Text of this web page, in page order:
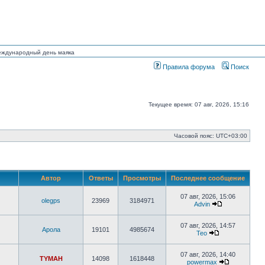
день маяка
Правила форума Поиск
Текущее время: 07 авг, 2026, 15:16
Часовой пояс: UTC+03:00
Автор Ответы Просмотры Последнее сообщение
olegps 23969 3184971
07 авг, 2026, 15:06
Advin
к
последнему
Арола 19101 4985674
07 авг, 2026, 14:57
Тео
к
последнему
сообщению
TYMAH 14098 1618448
07 авг, 2026, 14:40
powermax